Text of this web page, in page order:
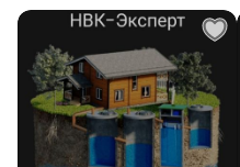
Могилёвская область